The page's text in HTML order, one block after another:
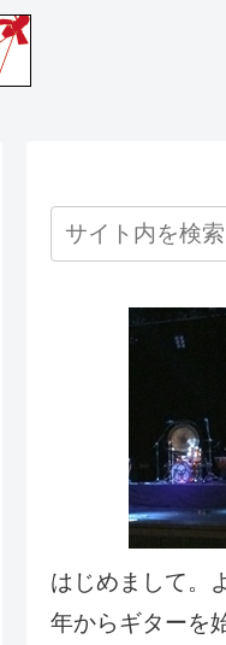
はじめまして。
年からギターを